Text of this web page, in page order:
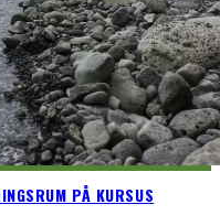
PÅ KURSUS